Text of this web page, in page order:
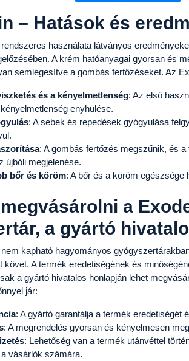
– Hatások és
használata látványos
A krém hatóanyagai gyorsan és
semlegesítve a gombás fertőzéseket. Az
és a kényelmetlenség: Az első
enyhülése.
: A sebek és repedések gyógyulása
: A gombás fertőzés megszűnik, és
újbóli megjelenése.
bőr és köröm: A bőr és a köröm egészsége
a
a gyártó
kapható hagyományos
követ. A termék eredetiségének és
a gyártó hivatalos honlapján lehet
jár:
: A gyártó garantálja a termék eredetiségét
: A megrendelés gyorsan és kényelmesen
: Lehetőség van a termék utánvéttel
vásárlók számára.